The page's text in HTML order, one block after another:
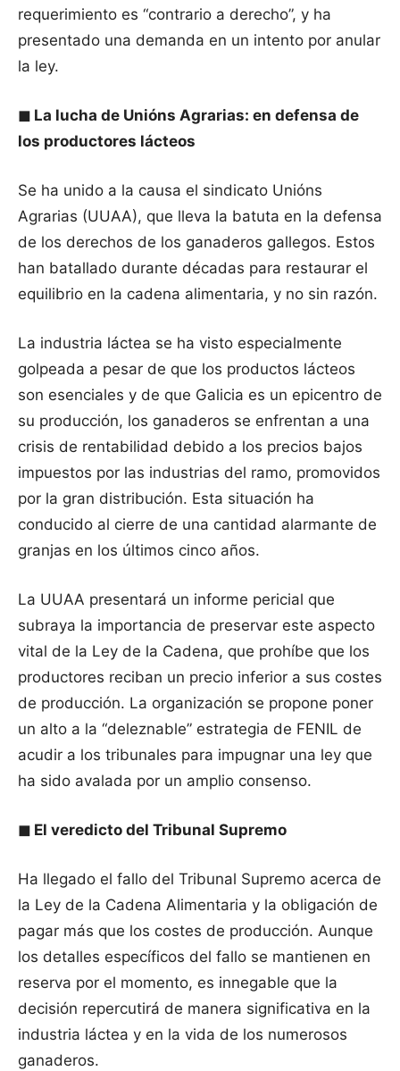
requerimiento es “contrario a derecho”, y ha
presentado una demanda en un intento por anular
la ley.
◼ La lucha de Unións Agrarias: en defensa de
los productores lácteos
Se ha unido a la causa el sindicato Unións
Agrarias (UUAA), que lleva la batuta en la defensa
de los derechos de los ganaderos gallegos. Estos
han batallado durante décadas para restaurar el
equilibrio en la cadena alimentaria, y no sin razón.
La industria láctea se ha visto especialmente
golpeada a pesar de que los productos lácteos
son esenciales y de que Galicia es un epicentro de
su producción, los ganaderos se enfrentan a una
crisis de rentabilidad debido a los precios bajos
impuestos por las industrias del ramo, promovidos
por la gran distribución. Esta situación ha
conducido al cierre de una cantidad alarmante de
granjas en los últimos cinco años.
La UUAA presentará un informe pericial que
subraya la importancia de preservar este aspecto
vital de la Ley de la Cadena, que prohíbe que los
productores reciban un precio inferior a sus costes
de producción. La organización se propone poner
un alto a la “deleznable” estrategia de FENIL de
acudir a los tribunales para impugnar una ley que
ha sido avalada por un amplio consenso.
◼ El veredicto del Tribunal Supremo
Ha llegado el fallo del Tribunal Supremo acerca de
la Ley de la Cadena Alimentaria y la obligación de
pagar más que los costes de producción. Aunque
los detalles específicos del fallo se mantienen en
reserva por el momento, es innegable que la
decisión repercutirá de manera significativa en la
industria láctea y en la vida de los numerosos
ganaderos.